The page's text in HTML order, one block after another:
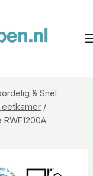
& Snel
eetkamer /
RWF1200A